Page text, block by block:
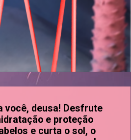
https://www.salonline.com.br/cesta-da-agua-pati-ramos?srsltid=AfmBOordG0XLHu3URDun46PbYAql-YkAJPc_UHndaYvI339NKXAJMcmF
você, deusa! Desfrute
e proteção
e curta o sol, o